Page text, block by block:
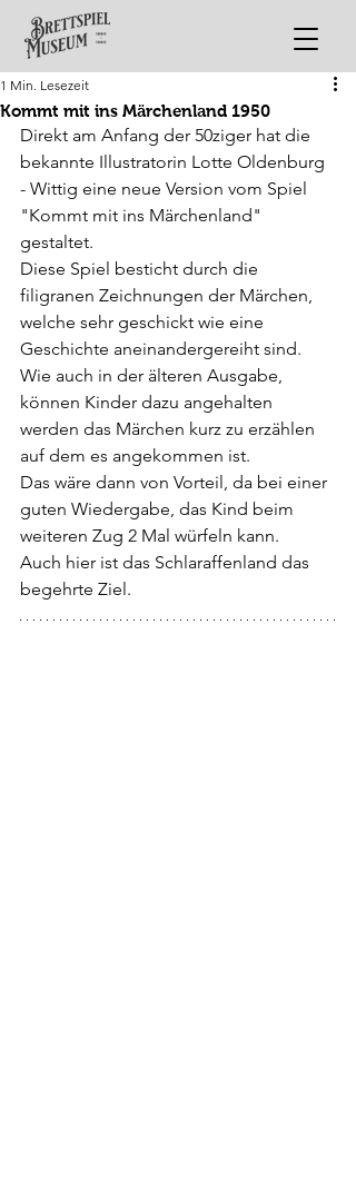
Kommt mit ins Märchenland 1950
1 Min. Lesezeit
Direkt am Anfang der 50ziger hat die
bekannte Illustratorin Lotte Oldenburg
- Wittig eine neue Version vom Spiel
"Kommt mit ins Märchenland"
gestaltet.
Diese Spiel besticht durch die
filigranen Zeichnungen der Märchen,
welche sehr geschickt wie eine
Geschichte aneinandergereiht sind.
Wie auch in der älteren Ausgabe,
können Kinder dazu angehalten
werden das Märchen kurz zu erzählen
auf dem es angekommen ist.
Das wäre dann von Vorteil, da bei einer
guten Wiedergabe, das Kind beim
weiteren Zug 2 Mal würfeln kann.
Auch hier ist das Schlaraffenland das
begehrte Ziel.